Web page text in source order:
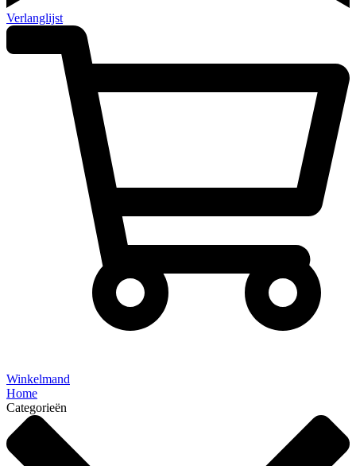
Verlanglijst
Winkelmand
Home
Categorieën